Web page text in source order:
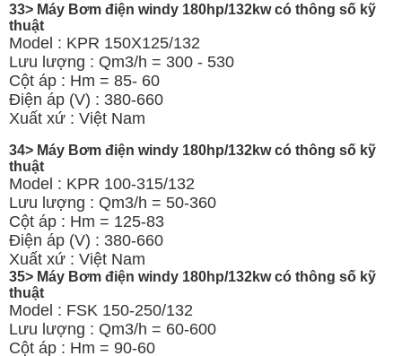
33> Máy Bơm điện windy 180hp/132kw có thông số kỹ
thuật
Model : KPR 150X125/132
Lưu lượng : Qm3/h = 300 - 530
Cột áp : Hm = 85- 60
Điện áp (V) : 380-660
Xuất xứ : Việt Nam
34> Máy Bơm điện windy 180hp/132kw có thông số kỹ
thuật
Model : KPR 100-315/132
Lưu lượng : Qm3/h = 50-360
Cột áp : Hm = 125-83
Điện áp (V) : 380-660
Xuất xứ : Việt Nam
35> Máy Bơm điện windy 180hp/132kw có thông số kỹ
thuật
Model : FSK 150-250/132
Lưu lượng : Qm3/h = 60-600
Cột áp : Hm = 90-60